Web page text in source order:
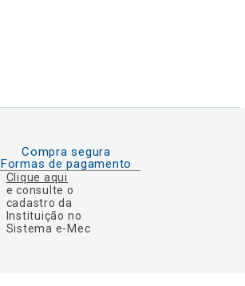
Compra segura
Formas de pagamento
Clique aqui
e consulte o
cadastro da
Instituição no
Sistema e-Mec